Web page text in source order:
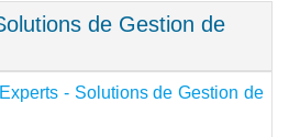
de Gestion de
- Solutions de Gestion de